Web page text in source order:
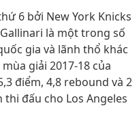
6 bởi New York Knicks
là một trong số
gia và lãnh thổ khác
giải 2017-18 của
điểm, 4,8 rebound và 2
đấu cho Los Angeles